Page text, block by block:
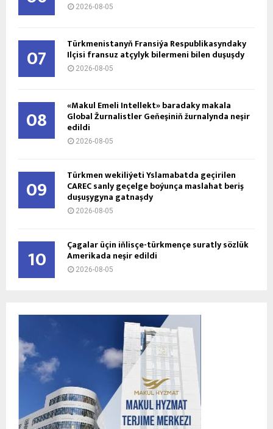
2026-08-05
07 Türkmenistanyň Fransiýa Respublikasyndaky
Ilçisi fransuz atçylyk bilermeni bilen duşuşdy
2026-08-05
08 «Makul Emeli Intellekt» baradaky makala
Global Žurnalistler Geňeşiniň žurnalynda neşir
edildi
2026-08-05
09 Türkmen wekiliýeti Yslamabatda geçirilen
CAREC sanly geçelge boýunça maslahat beriş
duşuşygyna gatnaşdy
2026-08-05
10 Çagalar üçin iňlisçe-türkmençe suratly sözlük
Amerikada neşir edildi
2026-08-05